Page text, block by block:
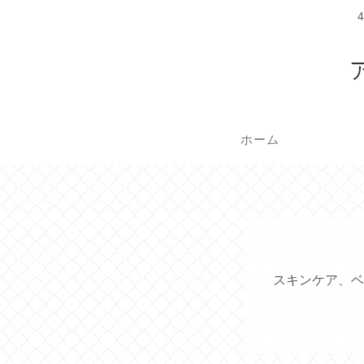
ホーム
スキンケア、